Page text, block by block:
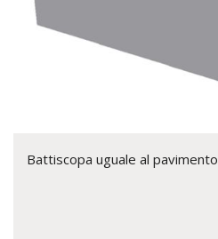
Battiscopa uguale al pavimento